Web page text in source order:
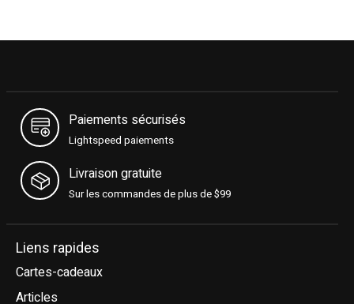
Paiements sécurisés
Lightspeed paiements
Livraison gratuite
Sur les commandes de plus de $99
Liens rapides
Cartes-cadeaux
Articles